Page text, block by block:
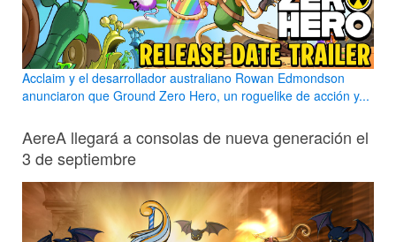
Acclaim y el desarrollador australiano Rowan Edmondson
anunciaron que Ground Zero Hero, un roguelike de acción y...
AereA llegará a consolas de nueva generación el
3 de septiembre